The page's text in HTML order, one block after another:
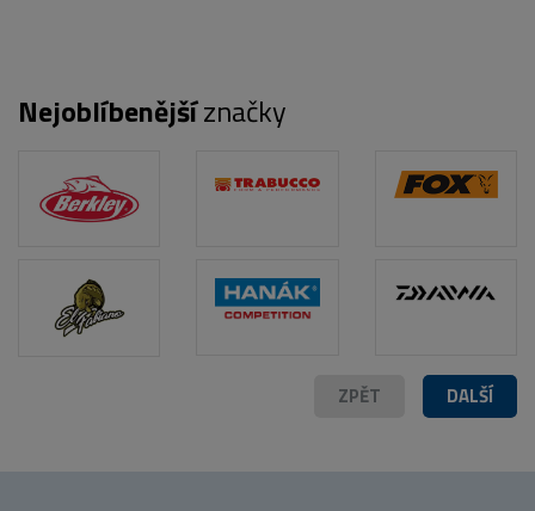
POPIS PRODUKTU
Nejoblíbenějšíznačky
DALŠÍ
ZPĚT